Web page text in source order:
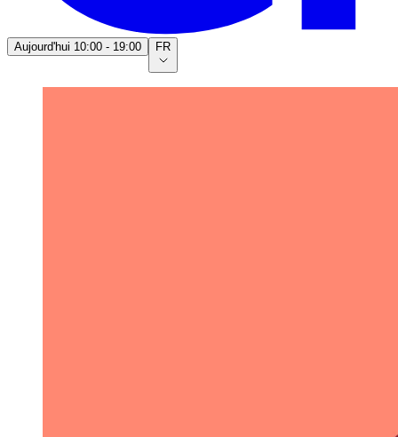
Aujourd'hui 10:00 - 19:00 FR